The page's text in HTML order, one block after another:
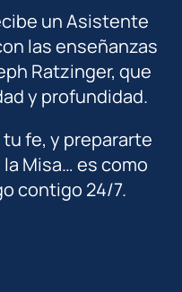
un Asistente
las enseñanzas
Ratzinger, que
y profundidad.
fe, y prepararte
Misa… es como
contigo 24/7.